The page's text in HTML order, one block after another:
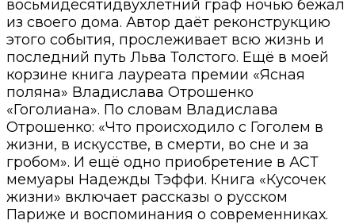
восьмидесятидвухлетний граф ночью бежал
из своего дома. Автор даёт реконструкцию
этого события, прослеживает всю жизнь и
последний путь Льва Толстого. Ещё в моей
корзине книга лауреата премии «Ясная
поляна» Владислава Отрошенко
«Гоголиана». По словам Владислава
Отрошенко: «Что происходило с Гоголем в
жизни, в искусстве, в смерти, во сне и за
гробом». И ещё одно приобретение в АСТ
мемуары Надежды Тэффи. Книга «Кусочек
жизни» включает рассказы о русском
Париже и воспоминания о современниках.